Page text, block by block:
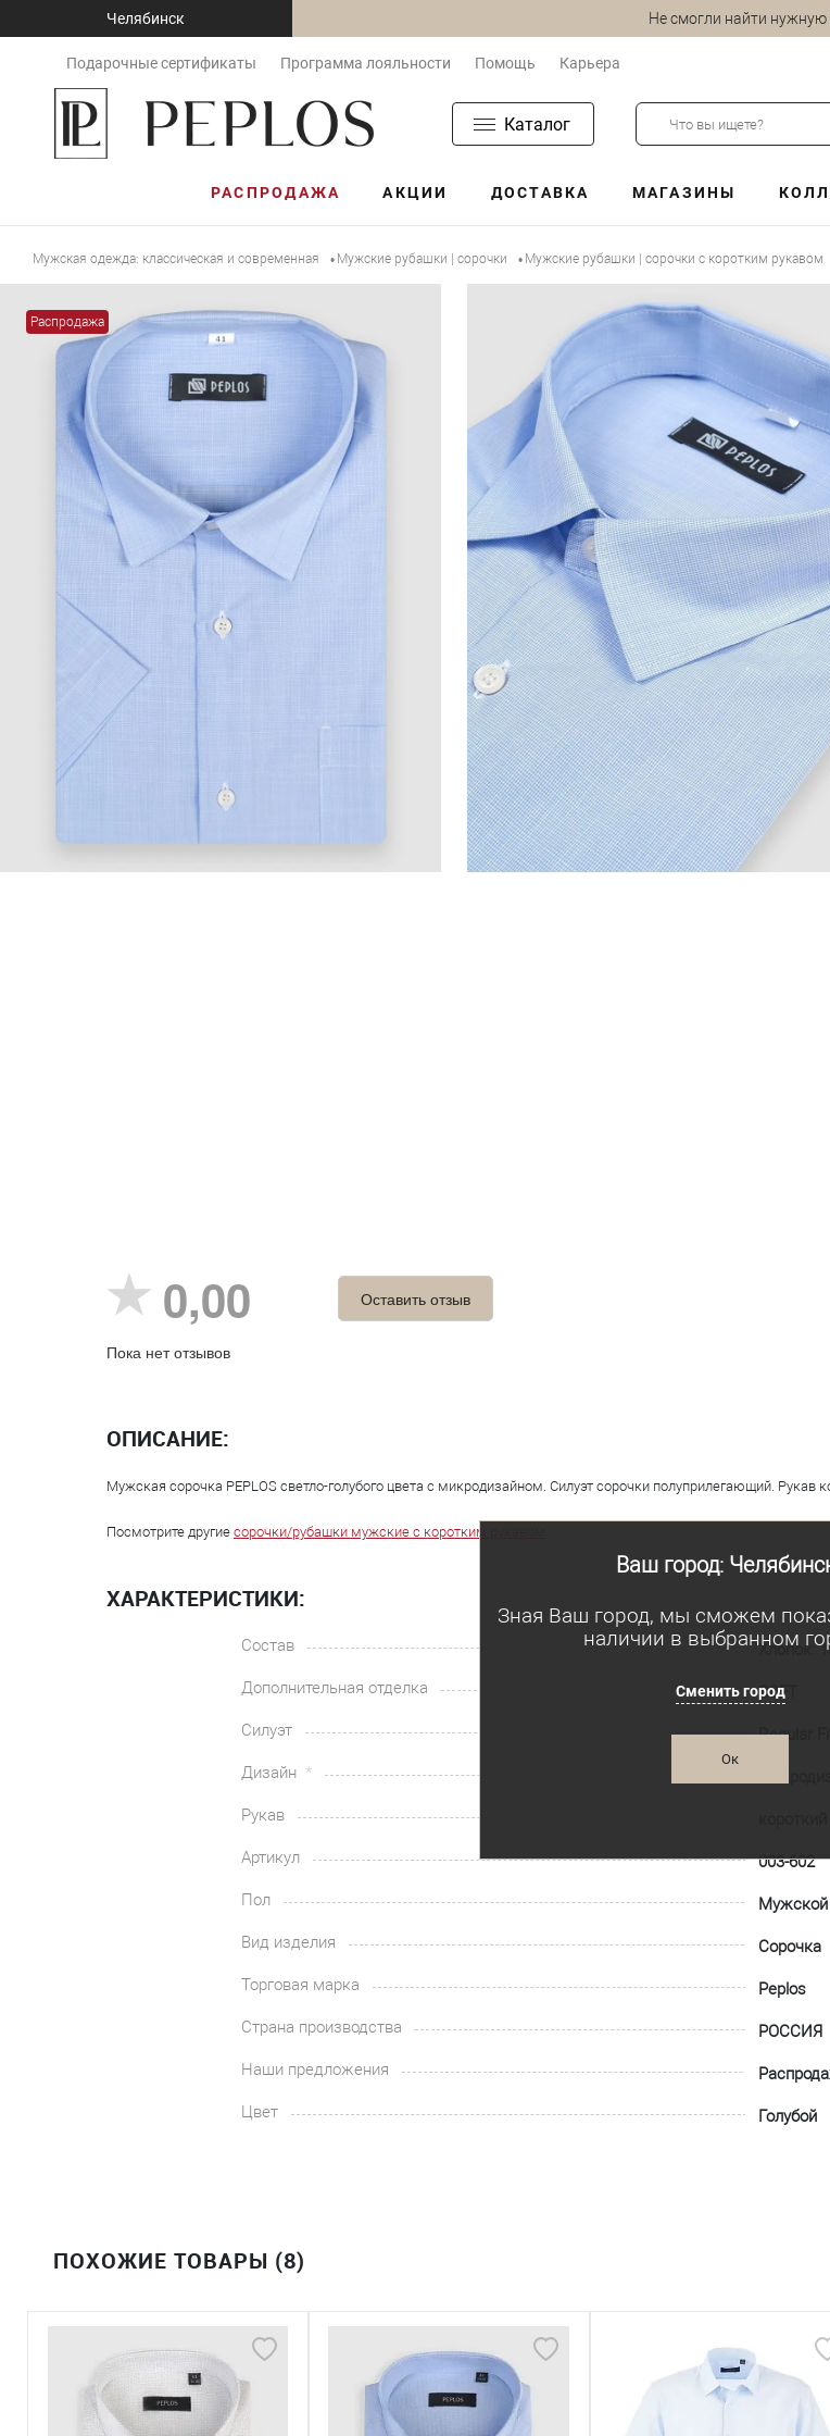
Челябинск
Ваш город:
Зная Ваш город, мы сможем
наличии в выбранном
Сменить город
Ок
Не смогли найти
Подарочные сертификаты Программа лояльности Помощь Карьера
Каталог
РАСПРОДАЖА АКЦИИ ДОСТАВКА МАГАЗИНЫ
Мужская одежда: классическая и современная • Мужские рубашки | сорочки • Мужские рубашки | сорочки с коротким рукавом
Распродажа
0,00
Пока нет отзывов
Оставить отзыв
ОПИСАНИЕ:
Мужская сорочка PEPLOS светло-голубого цвета с микродизайном. Силуэт сорочки полуприлегающий. Рукав
Посмотрите другие сорочки/рубашки мужские с коротким рукавом
ХАРАКТЕРИСТИКИ:
Состав
Хлопок:
Дополнительная отделка
SOFT
Силуэт
Regular Fit
Дизайн
Рукав
Артикул
003-602
Пол
Мужской
Вид изделия
Сорочка
Торговая марка
Peplos
Страна производства
РОССИЯ
Наши предложения
Цвет
Голубой
ПОХОЖИЕ ТОВАРЫ (8)